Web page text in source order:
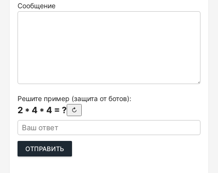
Сообщение
Решите пример (защита от ботов):
2 * 4 * 4 = ? ↻
ОТПРАВИТЬ